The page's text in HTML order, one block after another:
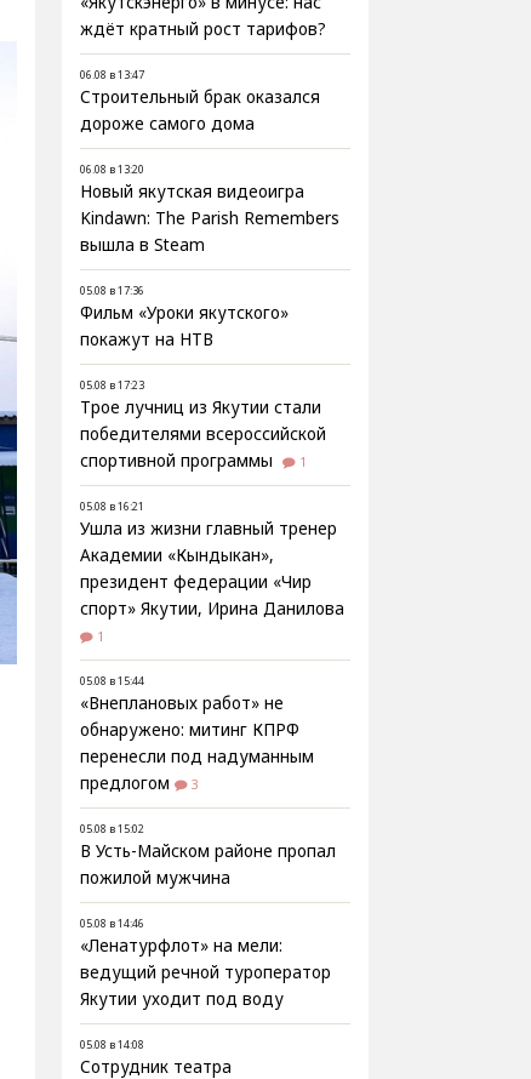
ждёт кратный рост тарифов?
06.08 в 13:47
Строительный брак оказался
дороже самого дома
06.08 в 13:20
Новый якутская видеоигра
Kindawn: The Parish Remembers
вышла в Steam
05.08 в 17:36
Фильм «Уроки якутского»
покажут на НТВ
05.08 в 17:23
Трое лучниц из Якутии стали
победителями всероссийской
спортивной программы
1
05.08 в 16:21
Ушла из жизни главный тренер
Академии «Кындыкан»,
президент федерации «Чир
спорт» Якутии, Ирина Данилова
1
05.08 в 15:44
«Внеплановых работ» не
обнаружено: митинг КПРФ
перенесли под надуманным
предлогом
3
05.08 в 15:02
В Усть-Майском районе пропал
пожилой мужчина
05.08 в 14:46
«Ленатурфлот» на мели:
ведущий речной туроператор
Якутии уходит под воду
05.08 в 14:08
Сотрудник театра